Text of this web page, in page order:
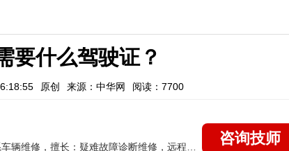
要什么驾驶证？
原创 来源：中华网 阅读：7700
咨询技师